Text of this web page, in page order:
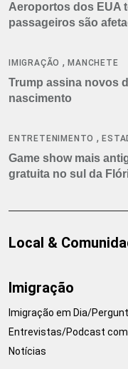
Aeroportos dos EUA
passageiros são
IMIGRAÇÃO ,MANCHETE
Trump assina novos
nascimento
ENTRETENIMENTO ,
Game show mais
gratuita no sul da
Local &
Imigração
Imigração em Dia/
Entrevistas/Podcast
Notícias